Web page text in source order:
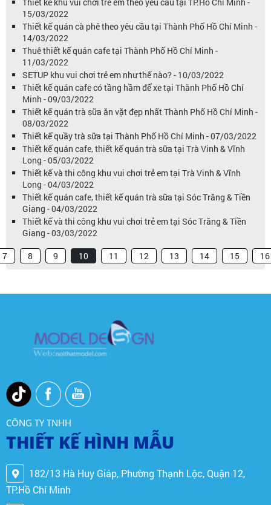
15/03/2022
Thiết kế quán cà phê theo yêu cầu tại Thành Phố Hồ Chí Minh -
14/03/2022
Thuê thiết kế quán cafe tại Thành Phố Hồ Chí Minh -
11/03/2022
SETUP khu vui chơi trẻ em như thế nào? - 10/03/2022
Thiết kế quán cafe có tầng hầm để xe tại Thành Phố Hồ Chí
Minh - 09/03/2022
Thiết kế quán trà sữa ăn vặt đẹp nhất Thành Phố Hồ Chí Minh -
08/03/2022
Thiết kế quầy trà sữa tại Thành Phố Hồ Chí Minh - 07/03/2022
Thiết kế quán cafe, thiết kế quán trà sữa tại Trà Vinh & Vĩnh
Long - 05/03/2022
Thiết kế và thi công khu vui chơi trẻ em tại Trà Vinh & Vĩnh
Long - 04/03/2022
Thiết kế quán cafe, thiết kế quán trà sữa tại Sóc Trăng & Tiền
Giang - 04/03/2022
Thiết kế và thi công khu vui chơi trẻ em tại Sóc Trăng & Tiền
Giang - 03/03/2022
7 8 9 10 11 12 13 14 15 16
CÔNG TY TNHH
THIẾT KẾ HÌNH MẪU
182/13 Hà Huy Giáp, Phường Thạnh Lộc, Quận 12,
TP.Hồ Chí Minh